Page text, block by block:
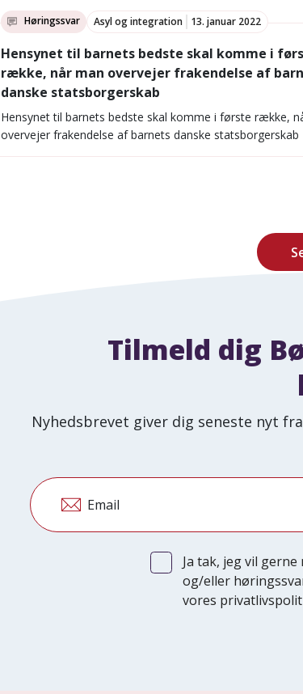
Hensynet til barnets bedste skal komme i
række, når man overvejer frakendelse af
danske statsborgerskab
Hensynet til barnets bedste skal komme i første række,
overvejer frakendelse af barnets danske statsborgerskab
Høringssvar Asyl og integration 13. januar 2022
Tilmeld dig
Nyhedsbrevet giver dig seneste nyt
Email
Ja tak, jeg vil
og/eller
vores